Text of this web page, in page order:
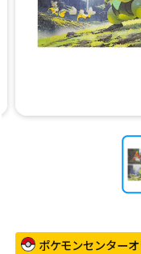
ポケモンセンター